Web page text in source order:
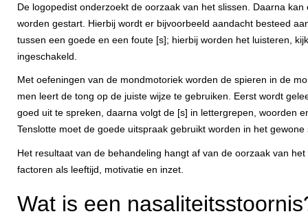
De logopedist onderzoekt de oorzaak van het slissen. Daarna
worden gestart. Hierbij wordt er bijvoorbeeld aandacht besteed
tussen een goede en een foute [s]; hierbij worden het luisteren,
ingeschakeld.
Met oefeningen van de mondmotoriek worden de spieren in de
men leert de tong op de juiste wijze te gebruiken. Eerst wordt
goed uit te spreken, daarna volgt de [s] in lettergrepen, woorden
Tenslotte moet de goede uitspraak gebruikt worden in het gewone
Het resultaat van de behandeling hangt af van de oorzaak van
factoren als leeftijd, motivatie en inzet.
Wat is een